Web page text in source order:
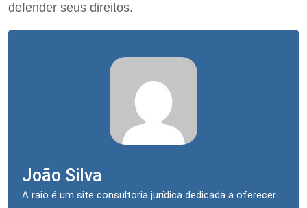
defender seus direitos.
João Silva
A raio é um site consultoria jurídica dedicada a oferecer